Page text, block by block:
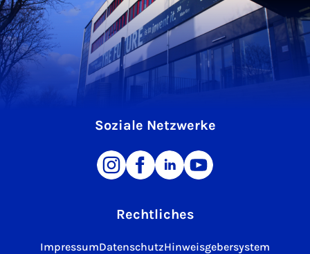
Soziale Netzwerke
Rechtliches
ImpressumDatenschutzHinweisgebersystem